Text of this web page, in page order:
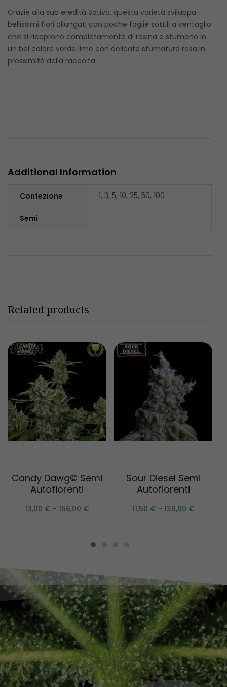
Grazie alla sua eredità Sativa, questa varietà sviluppa
bellissimi fiori allungati con poche foglie sottili a ventaglio
che si ricoprono completamente di resina e sfumano in
un bel colore verde lime con delicate sfumature rosa in
prossimità della raccolta.
Additional Information
Confezione
Semi
1, 3, 5, 10, 25, 50, 100
Related products
Candy Dawg© Semi
Autofiorenti
13,00 € - 156,00 €
Sour Diesel Semi
Autofiorenti
11,50 € - 139,00 €